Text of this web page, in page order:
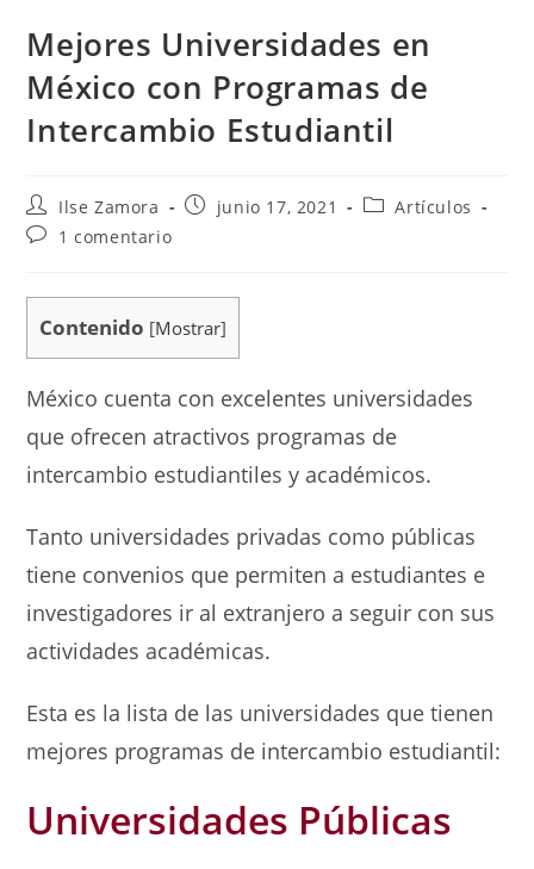
Mejores Universidades en
México con Programas de
Intercambio Estudiantil
Ilse Zamora junio 17, 2021
Artículos
1 comentario
Contenido [Mostrar]
México cuenta con excelentes universidades
que ofrecen atractivos programas de
intercambio estudiantiles y académicos.
Tanto universidades privadas como públicas
tiene convenios que permiten a estudiantes e
investigadores ir al extranjero a seguir con sus
actividades académicas.
Esta es la lista de las universidades que tienen
mejores programas de intercambio estudiantil:
Universidades Públicas